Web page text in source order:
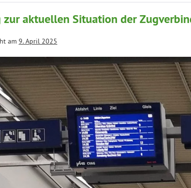
aktuellen Situation der
am 9. April 2025